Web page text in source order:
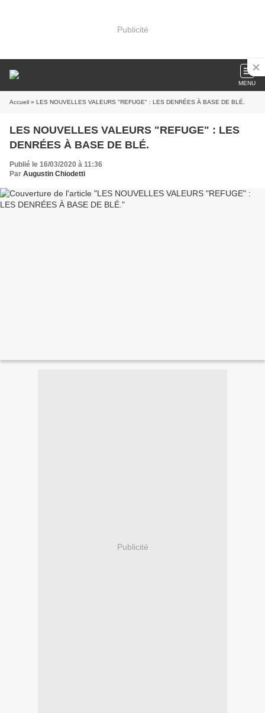
Publicité
MENU
Accueil » LES NOUVELLES VALEURS "REFUGE" : LES DENRÉES À BASE DE BLÉ.
LES NOUVELLES VALEURS "REFUGE" : LES
DENRÉES À BASE DE BLÉ.
Publié le 16/03/2020 à 11:36
Par Augustin Chiodetti
Publicité